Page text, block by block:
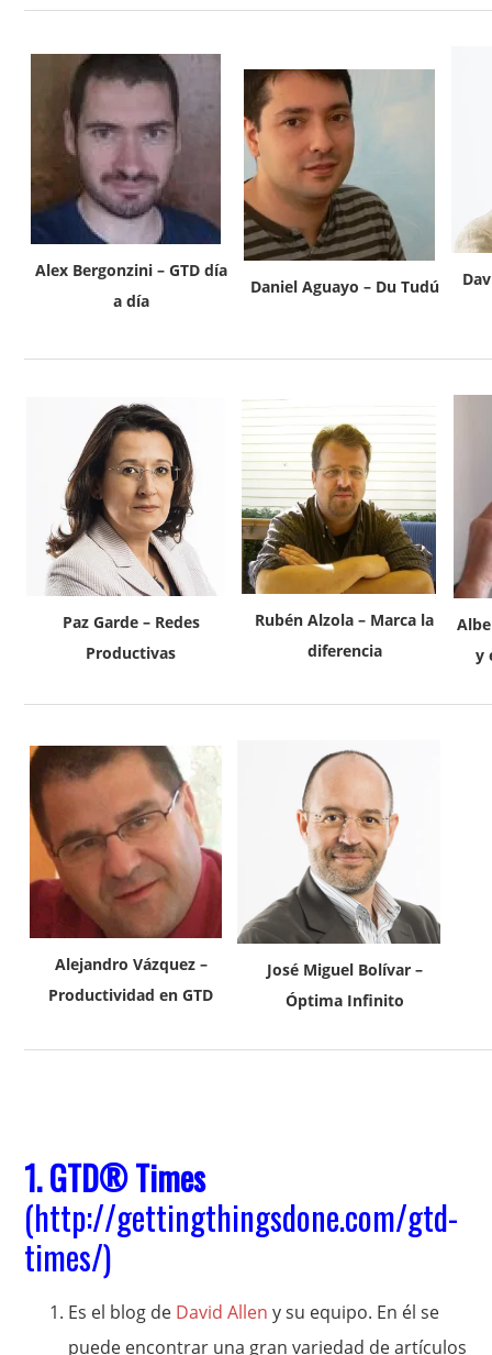
Alex Bergonzini – GTD día
a día
Daniel Aguayo – Du Tudú
Paz Garde – Redes
Productivas
Rubén Alzola – Marca la
diferencia
y
Alejandro Vázquez –
Productividad en GTD
José Miguel Bolívar –
Óptima Infinito
1.GTD® Times
(http://gettingthingsdone.com/gtd-
times/)
Es el blog de David Allen y su equipo. En él se
puede encontrar una gran variedad de artículos